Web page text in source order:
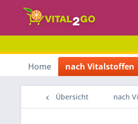
Home nach Vitalstoffen
Übersicht nach